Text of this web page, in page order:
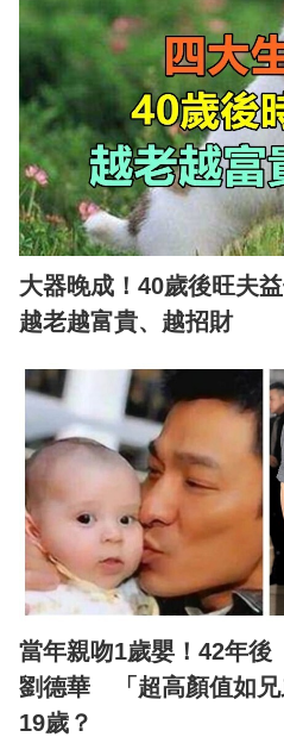
大器晚成！40歲後旺夫
越老越富貴、越招財
當年親吻1歲嬰！42年後
劉德華 「超高顏值如兄
19歲？